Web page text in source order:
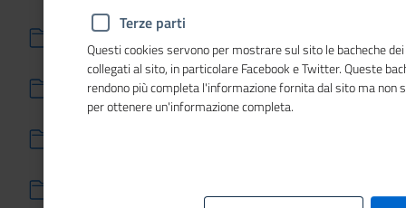
Marzo 2025
Febbraio 2025
Terze parti
Questi cookies servono per mostrare sul sito le bacheche
collegati al sito, in particolare Facebook e Twitter. Queste
rendono più completa l'informazione fornita dal sito ma non
per ottenere un'informazione completa.